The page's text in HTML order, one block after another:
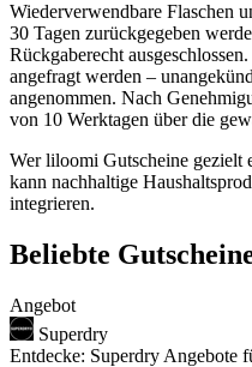
Wiederverwendbare Flaschen
30 Tagen zurückgegeben
Rückgaberecht
angefragt werden –
angenommen. Nach
von 10 Werktagen über die
Wer liloomi Gutscheine gezielt
kann nachhaltige
integrieren.
Beliebte
Angebot
Superdry
Entdecke: Superdry Angebote